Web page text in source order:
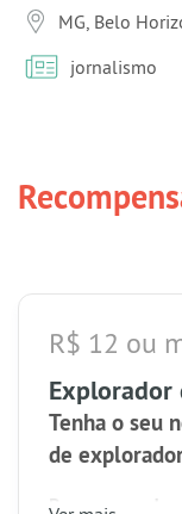
MG, Belo
jornalismo
R$ 12 ou
Tenha o seu
de
Pra começo de